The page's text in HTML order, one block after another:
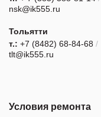
nsk@ik555.ru
Тольятти
т.: +7 (8482) 68-84-68 /
tlt@ik555.ru
Условия ремонта